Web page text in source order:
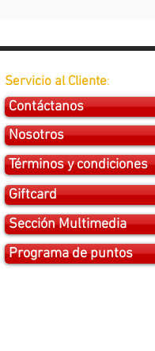
Servicio al Cliente:
Contáctanos
Nosotros
Términos y condiciones
Giftcard
Sección Multimedia
Programa de puntos